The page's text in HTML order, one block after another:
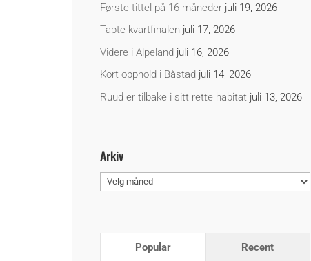
Første tittel på 16 måneder juli 19, 2026
Tapte kvartfinalen juli 17, 2026
Videre i Alpeland juli 16, 2026
Kort opphold i Båstad juli 14, 2026
Ruud er tilbake i sitt rette habitat juli 13, 2026
Arkiv
Arkiv
Popular Recent